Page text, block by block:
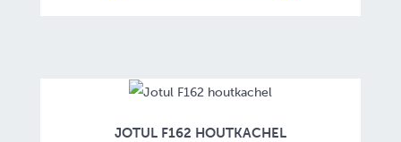
JOTUL F162 HOUTKACHEL